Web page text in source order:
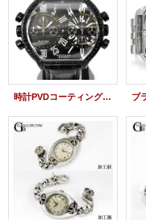
時計PVDコーティング deLacour ドゥラクール ビクロノ PVD加工